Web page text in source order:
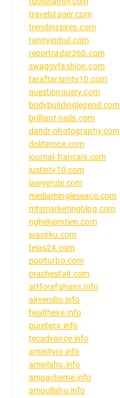
travelstager.com
trendinspires.com
rannyephul.com
reportradar360.com
swaggyfashion.com
taraftariumtv10.com
questionquery.com
bodybuildinglegend.com
brilliant-nails.com
dandr-photography.com
dokteroce.com
journal-francais.com
justintv10.com
lawyerule.com
mediamingleseaco.com
mtsmarketingblog.com
nghekiemtien.com
wasirku.com
tejas24.com
poolturbo.com
prachestait.com
artforafghans.info
airvendio.info
healthexe.info
puretecx.info
tecadvance.info
aminityio.info
amiolahu.info
ampacheme.info
ampullahu.info